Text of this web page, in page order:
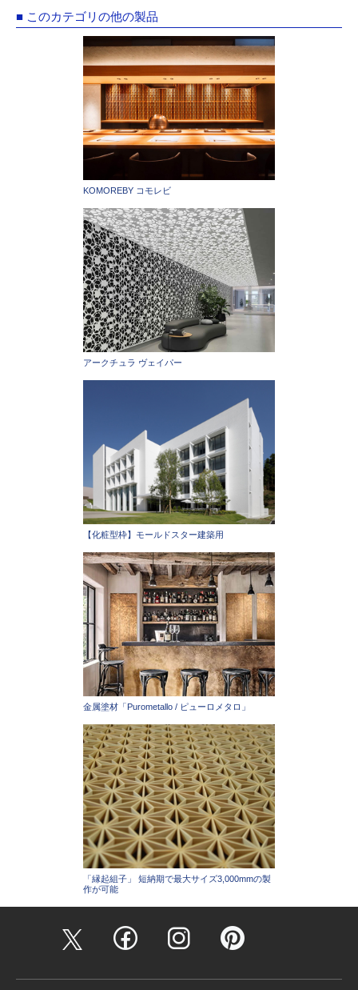
■ このカテゴリの他の製品
KOMOREBY コモレビ
アークチュラ ヴェイパー
【化粧型枠】モールドスター建築用
金属塗材「Purometallo / ピューロメタロ」
「縁起組子」 短納期で最大サイズ3,000mmの製
作が可能